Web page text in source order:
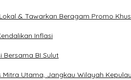
& Tawarkan Beragam Promo
Inflasi
Bersama BI Sulut
Mitra Utama, Jangkau Wilayah